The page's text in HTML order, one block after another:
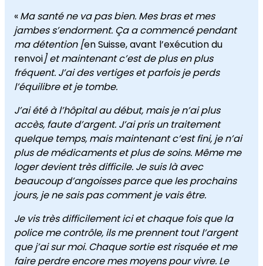
«Ma santé ne va pas bien. Mes bras et mes
jambes s’endorment. Ça a commencé pendant
ma détention [en Suisse, avant l’exécution du
renvoi] et maintenant c’est de plus en plus
fréquent. J’ai des vertiges et parfois je perds
l’équilibre et je tombe.
J’ai été à l’hôpital au début, mais je n’ai plus
accès, faute d’argent. J’ai pris un traitement
quelque temps, mais maintenant c’est fini, je n’ai
plus de médicaments et plus de soins. Même me
loger devient très difficile. Je suis là avec
beaucoup d’angoisses parce que les prochains
jours, je ne sais pas comment je vais être.
Je vis très difficilement ici et chaque fois que la
police me contrôle, ils me prennent tout l’argent
que j’ai sur moi. Chaque sortie est risquée et me
faire perdre encore mes moyens pour vivre. Le